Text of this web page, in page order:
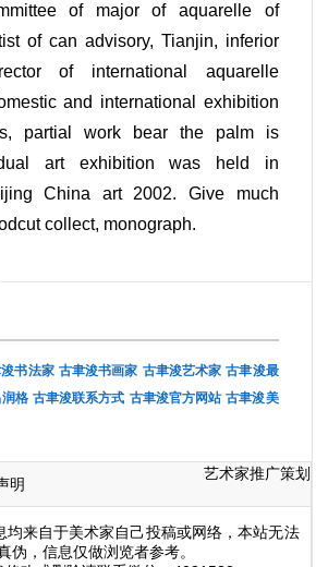
of major of aquarelle of
of can advisory, Tianjin, inferior
of international aquarelle
and international exhibition
partial work bear the palm is
art exhibition was held in
China art 2002. Give much
collect, monograph.
书法家 古聿浚书画家 古聿浚艺术家 古聿浚最
格 古聿浚联系方式 古聿浚官方网站 古聿浚美
明
艺术家推广策划
均来自于美术家自己投稿或网络，本站无法
伪，信息仅做浏览者参考。